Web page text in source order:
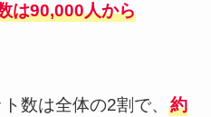
は90,000人から
数は全体の2割で、 約